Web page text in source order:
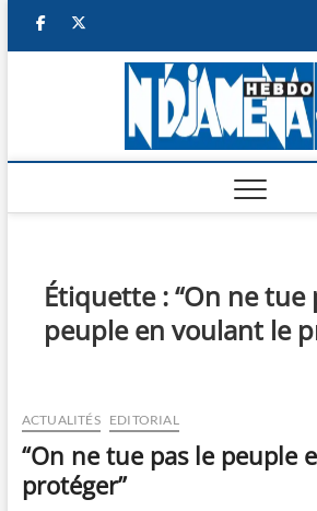
facebook
Étiquette :“On ne tue
peuple en voulant le
ACTUALITÉS EDITORIAL
“On ne tue pas le peuple
protéger”